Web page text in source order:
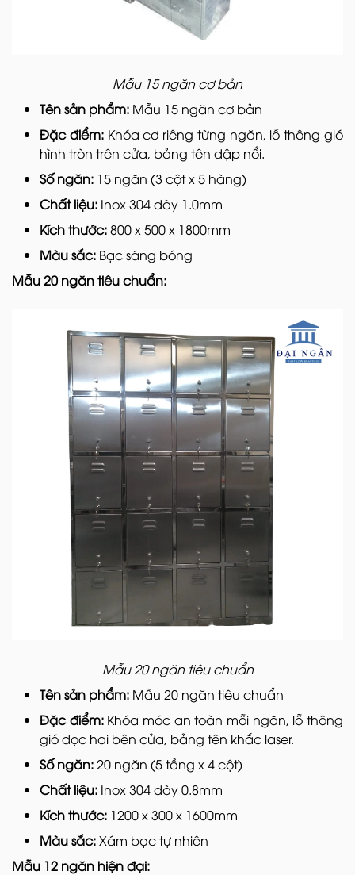
Mẫu 15 ngăn cơ bản
Tên sản phẩm: Mẫu 15 ngăn cơ bản
Đặc điểm: Khóa cơ riêng từng ngăn, lỗ thông gió
hình tròn trên cửa, bảng tên dập nổi.
Số ngăn: 15 ngăn (3 cột x 5 hàng)
Chất liệu: Inox 304 dày 1.0mm
Kích thước:800 x 500 x 1800mm
Màu sắc: Bạc sáng bóng
Mẫu 20 ngăn tiêu chuẩn:
Mẫu 20 ngăn tiêu chuẩn
Tên sản phẩm: Mẫu 20 ngăn tiêu chuẩn
Đặc điểm: Khóa móc an toàn mỗi ngăn, lỗ thông
gió dọc hai bên cửa, bảng tên khắc laser.
Số ngăn:20 ngăn (5 tầng x 4 cột)
Chất liệu: Inox 304 dày 0.8mm
Kích thước: 1200 x 300 x 1600mm
Màu sắc:Xám bạc tự nhiên
Mẫu 12 ngăn hiện đại: